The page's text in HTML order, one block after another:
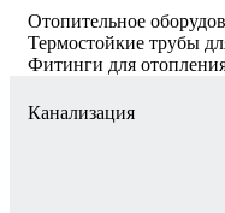
Отопительное
Термостойкие трубы
Фитинги для
Канализация